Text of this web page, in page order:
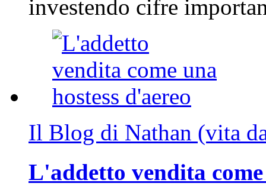
investendo cifre
Il Blog di Nathan (vita
L'addetto vendita